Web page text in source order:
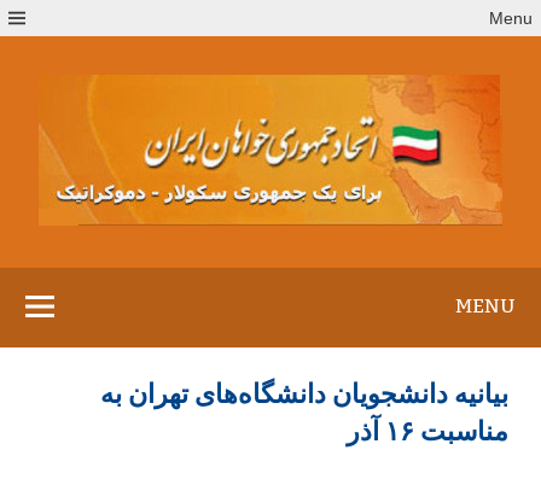
to
Menu
MENU
بیانیه دانشجویان دانشگاه‌های تهران به
مناسبت ۱۶ آذر